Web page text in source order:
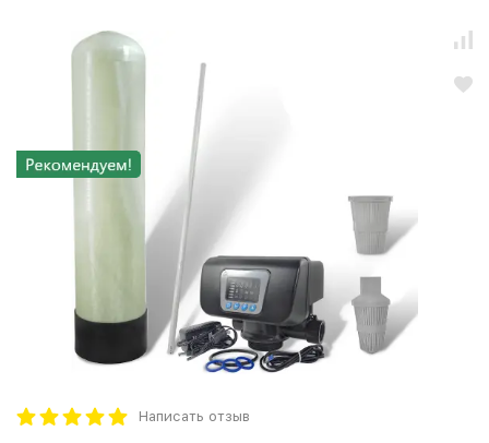
Написать отзыв